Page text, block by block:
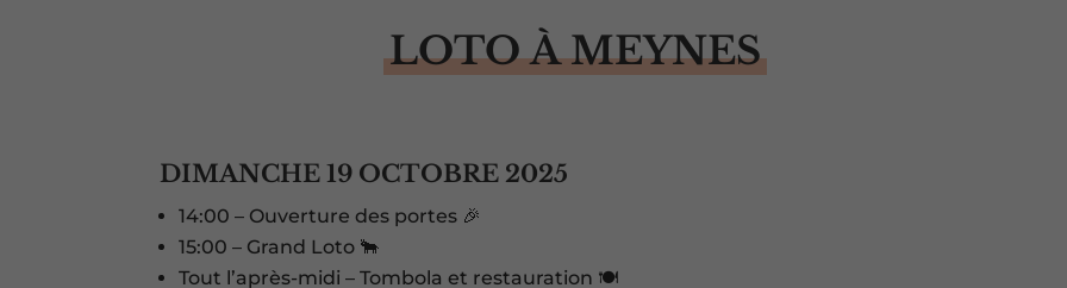
LOTO À MEYNES
DIMANCHE 19 OCTOBRE 2025
14:00 – Ouverture des portes 🎉
15:00 – Grand Loto 🐂
Tout l’après-midi – Tombola et restauration 🍽️